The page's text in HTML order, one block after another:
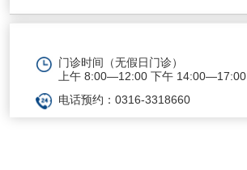
门诊时间（无假日门诊）
上午 8:00—12:00 下午 14:00—17:00
电话预约：0316-3318660